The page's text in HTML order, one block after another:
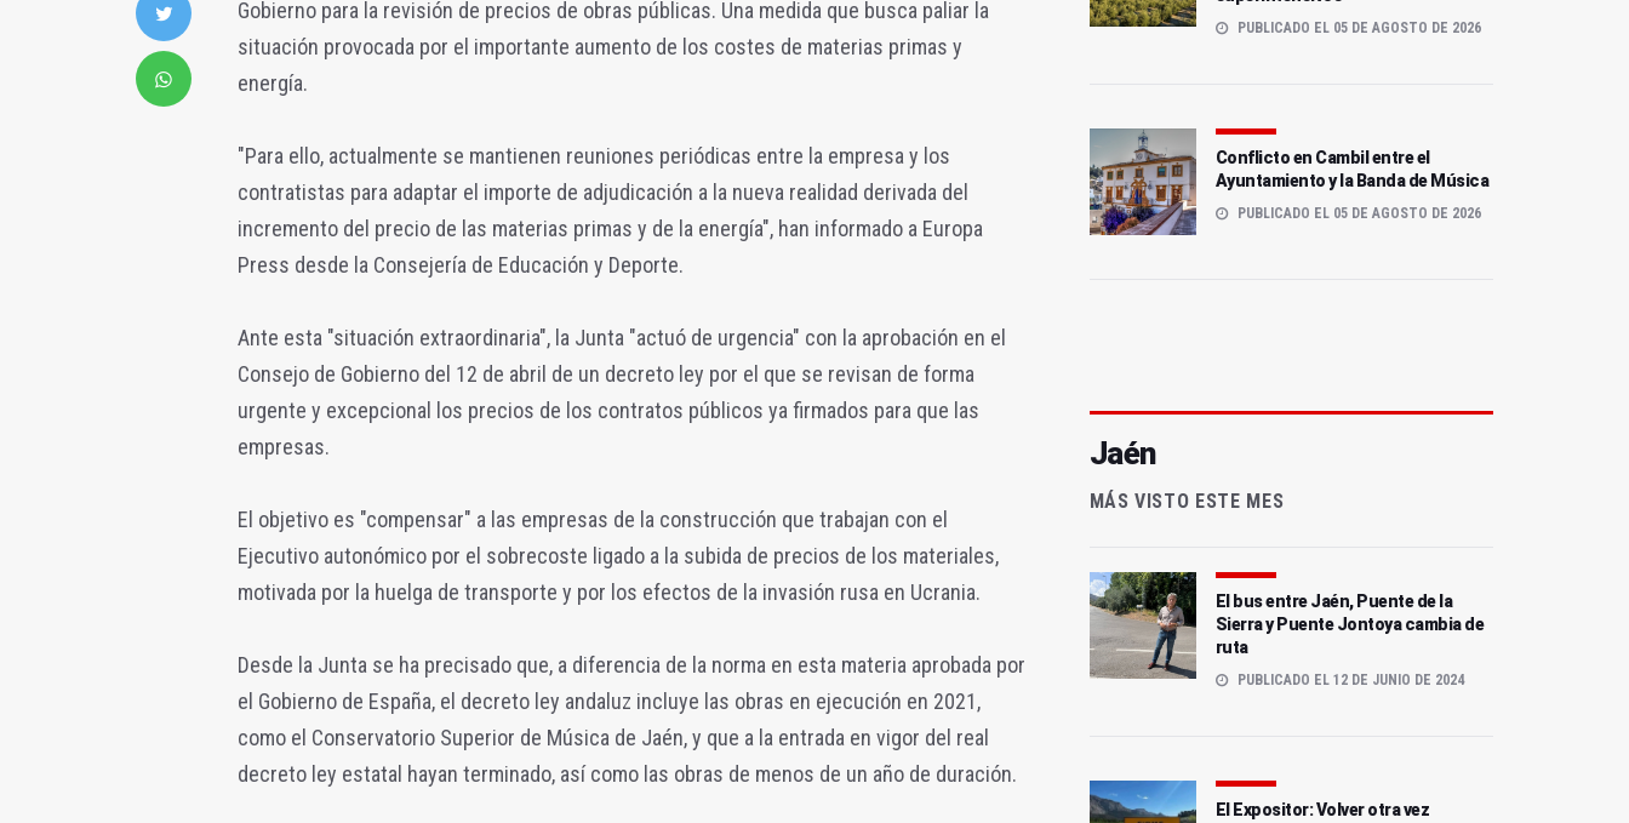
Gobierno para la revisión de precios de obras públicas. Una medida que busca paliar la
situación provocada por el importante aumento de los costes de materias primas y
energía.
"Para ello, actualmente se mantienen reuniones periódicas entre la empresa y los
contratistas para adaptar el importe de adjudicación a la nueva realidad derivada del
incremento del precio de las materias primas y de la energía", han informado a Europa
Press desde la Consejería de Educación y Deporte.
Ante esta "situación extraordinaria", la Junta "actuó de urgencia" con la aprobación en el
Consejo de Gobierno del 12 de abril de un decreto ley por el que se revisan de forma
urgente y excepcional los precios de los contratos públicos ya firmados para que las
empresas.
El objetivo es "compensar" a las empresas de la construcción que trabajan con el
Ejecutivo autonómico por el sobrecoste ligado a la subida de precios de los materiales,
motivada por la huelga de transporte y por los efectos de la invasión rusa en Ucrania.
Desde la Junta se ha precisado que, a diferencia de la norma en esta materia aprobada por
el Gobierno de España, el decreto ley andaluz incluye las obras en ejecución en 2021,
como el Conservatorio Superior de Música de Jaén, y que a la entrada en vigor del real
decreto ley estatal hayan terminado, así como las obras de menos de un año de duración.
PUBLICADO EL 05 DE AGOSTO DE 2026
Conflicto en Cambil entre el
Ayuntamiento y la Banda de Música
PUBLICADO EL 05 DE AGOSTO DE 2026
Jaén
MÁS VISTO ESTE MES
El bus entre Jaén, Puente de la
Sierra y Puente Jontoya cambia de
ruta
PUBLICADO EL 12 DE JUNIO DE 2024
El Expositor: Volver otra vez